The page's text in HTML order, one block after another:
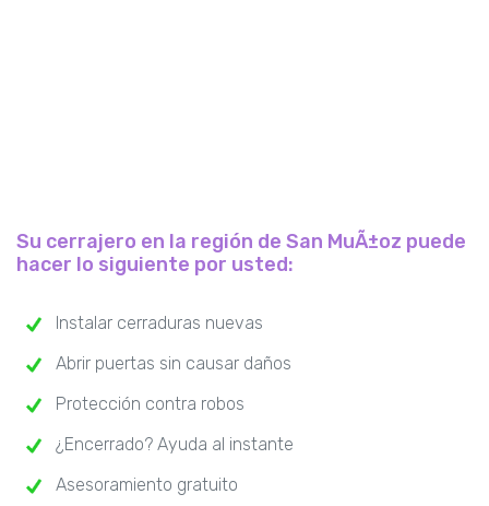
Su cerrajero en la región de San MuÃ±oz puede
hacer lo siguiente por usted:
Instalar cerraduras nuevas
Abrir puertas sin causar daños
Protección contra robos
¿Encerrado? Ayuda al instante
Asesoramiento gratuito